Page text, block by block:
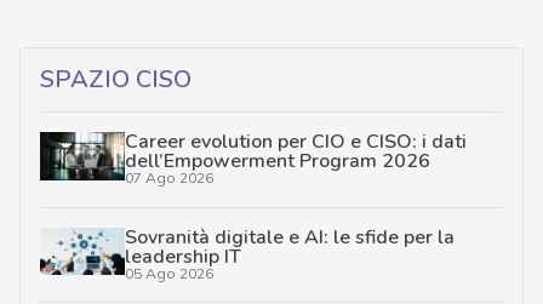
SPAZIO CISO
Career evolution per CIO e CISO: i dati
dell’Empowerment Program 2026
07 Ago 2026
Sovranità digitale e AI: le sfide per la
leadership IT
05 Ago 2026